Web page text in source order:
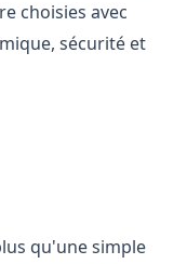
choisies avec
sécurité et
qu'une simple